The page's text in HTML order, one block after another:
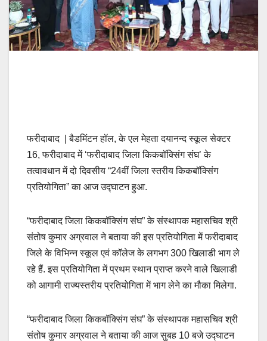
फरीदाबाद | बैडमिंटन हॉल, के एल मेहता दयानन्द स्कूल सेक्टर
16, फरीदाबाद में ‘फरीदाबाद जिला किकबॉक्सिंग संघ’ के
तत्वावधान में दो दिवसीय “24वीं जिला स्तरीय किकबॉक्सिंग
प्रतियोगिता” का आज उद्घाटन हुआ.
“फरीदाबाद जिला किकबॉक्सिंग संघ” के संस्थापक महासचिव श्री
संतोष कुमार अग्रवाल ने बताया की इस प्रतियोगिता में फरीदाबाद
जिले के विभिन्न स्कूल एवं कॉलेज के लगभग 300 खिलाडी भाग ले
रहे हैं. इस प्रतियोगिता में प्रथम स्थान प्राप्त करने वाले खिलाडी
को आगामी राज्यस्तरीय प्रतियोगिता में भाग लेने का मौका मिलेगा.
“फरीदाबाद जिला किकबॉक्सिंग संघ” के संस्थापक महासचिव श्री
संतोष कुमार अग्रवाल ने बताया की आज सुबह 10 बजे उद्घाटन